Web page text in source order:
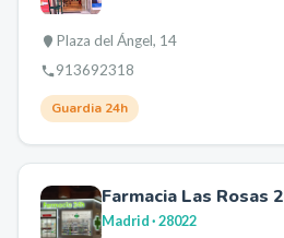
Plaza del Ángel, 14
913692318
Guardia 24h
Farmacia Las Rosas
Madrid· 28022